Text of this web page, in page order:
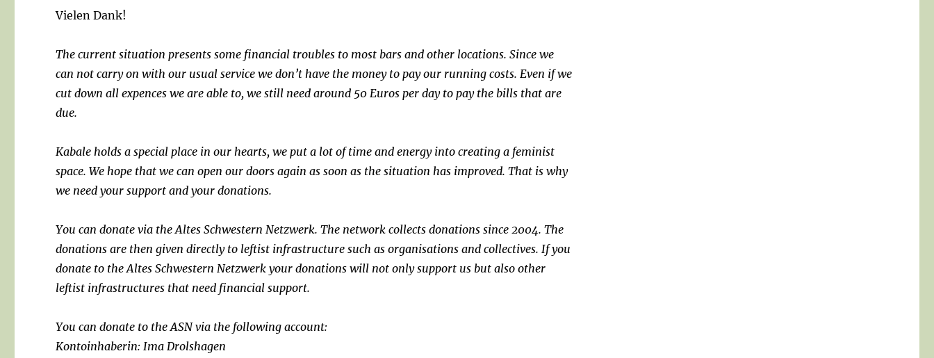
Vielen Dank!
The current situation presents some financial troubles to most bars and other locations. Since we
can not carry on with our usual service we don’t have the money to pay our running costs. Even if we
cut down all expences we are able to, we still need around 50 Euros per day to pay the bills that are
due.
Kabale holds a special place in our hearts, we put a lot of time and energy into creating a feminist
space. We hope that we can open our doors again as soon as the situation has improved. That is why
we need your support and your donations.
You can donate via the Altes Schwestern Netzwerk. The network collects donations since 2004. The
donations are then given directly to leftist infrastructure such as organisations and collectives. If you
donate to the Altes Schwestern Netzwerk your donations will not only support us but also other
leftist infrastructures that need financial support.
You can donate to the ASN via the following account:
Kontoinhaberin: Ima Drolshagen